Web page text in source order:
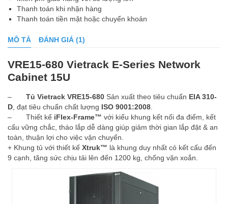
Thanh toán khi nhận hàng
Thanh toán tiền mặt hoặc chuyển khoản
MÔ TẢ ĐÁNH GIÁ (1)
VRE15-680 Vietrack E-Series Network
Cabinet 15U
– Tủ Vietrack VRE15-680 Sản xuất theo tiêu chuẩn EIA 310-
D, đạt tiêu chuẩn chất lượng ISO 9001:2008.
– Thiết kế iFlex-Frame™ với kiểu khung kết nối đa điểm, kết
cấu vững chắc, tháo lắp dễ dàng giúp giảm thời gian lắp đặt & an
toàn, thuận lợi cho việc vận chuyển.
+ Khung tủ với thiết kế Xtruk™ là khung duy nhất có kết cấu đến
9 cạnh, tăng sức chịu tải lên đến 1200 kg, chống vặn xoắn.